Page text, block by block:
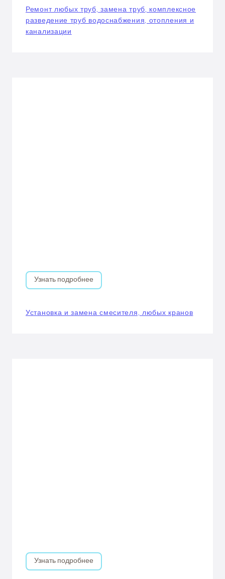
Ремонт любых труб, замена труб, комплексное
разведение труб водоснабжения, отопления и
канализации
Узнать подробнее
Установка и замена смесителя, любых кранов
Узнать подробнее